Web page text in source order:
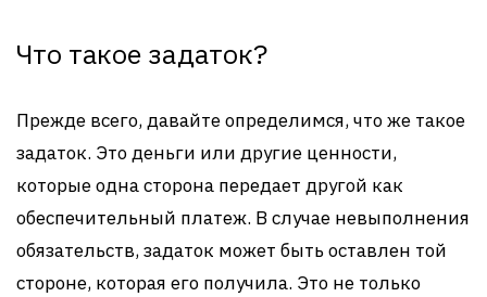
Что такое задаток?
Прежде всего, давайте определимся, что же такое
задаток. Это деньги или другие ценности,
которые одна сторона передает другой как
обеспечительный платеж. В случае невыполнения
обязательств, задаток может быть оставлен той
стороне, которая его получила. Это не только